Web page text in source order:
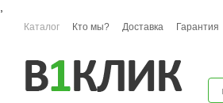
Перейти к основному контенту
Каталог Кто мы? Доставка Гарантия